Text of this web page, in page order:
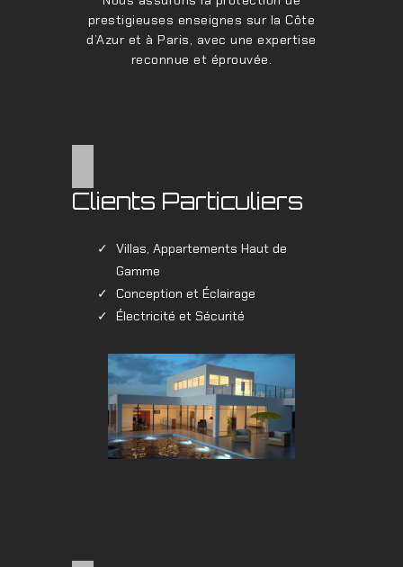
prestigieuses enseignes sur la Côte
d’Azur et à Paris, avec une expertise
reconnue et éprouvée.
Clients Particuliers
Villas, Appartements Haut de
Gamme
Conception et Éclairage
Électricité et Sécurité